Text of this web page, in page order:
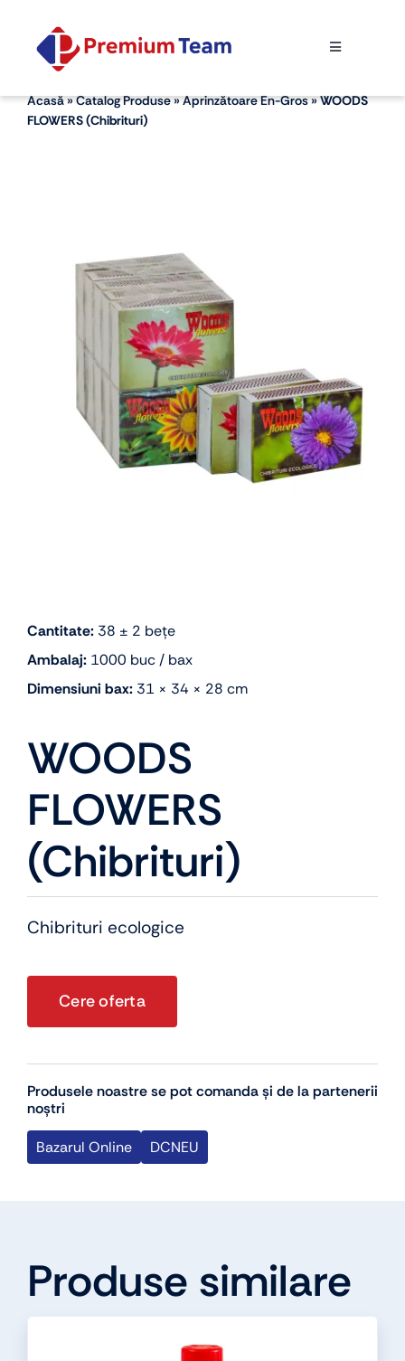
content
Toggle
ACASĂ
Acasă»Catalog Produse»Aprinzătoare En-Gros»WOODS
FLOWERS (chibrituri)
Cantitate: 38 ± 2 bețe
Ambalaj: 1000 buc / bax
Dimensiuni bax: 31 × 34 × 28 cm
WOODS
FLOWERS
(chibrituri)
Chibrituri ecologice
Cere oferta
Produsele noastre se pot comanda și de la partenerii
noștri
Bazarul Online DCNEU
Produse similare